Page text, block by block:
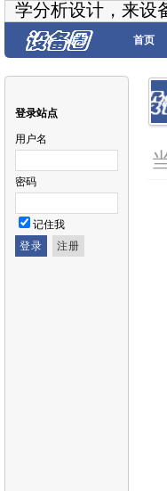
学分析设计，来设
首页
登录站点
用户名
密码
记住我